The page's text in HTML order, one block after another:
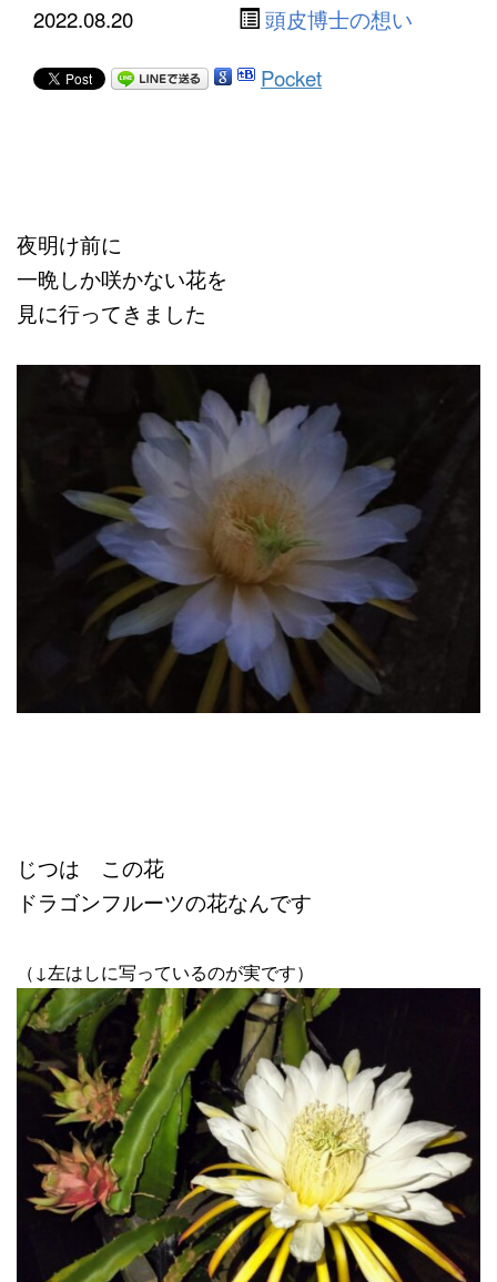
2022.08.20 頭皮博士の想い
Pocket
夜明け前に
一晩しか咲かない花を
見に行ってきました
じつは この花
ドラゴンフルーツの花なんです
（↓左はしに写っているのが実です）